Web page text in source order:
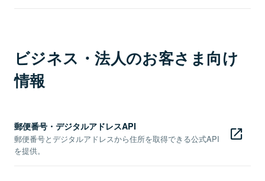
ビジネス・法人のお客さま向け
情報
郵便番号・デジタルアドレスAPI
郵便番号とデジタルアドレスから住所を取得できる公式API
を提供。